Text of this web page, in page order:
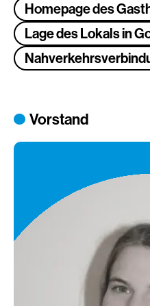
Homepage des
Lage des Lokals in
Vorstand